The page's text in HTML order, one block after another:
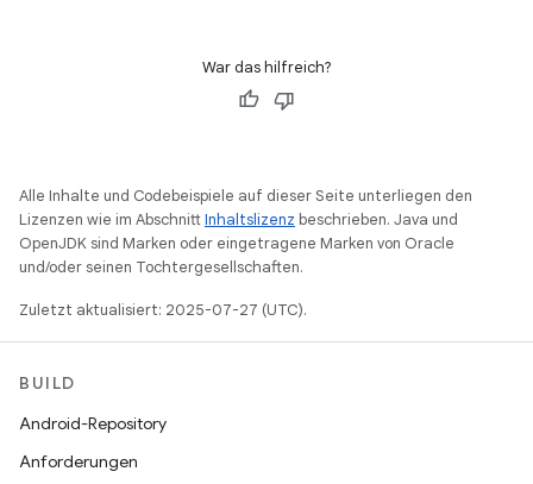
War das hilfreich?
Alle Inhalte und Codebeispiele auf dieser Seite unterliegen den
Lizenzen wie im AbschnittInhaltslizenz beschrieben. Java und
OpenJDK sind Marken oder eingetragene Marken von Oracle
und/oder seinen Tochtergesellschaften.
Zuletzt aktualisiert: 2025-07-27 (UTC).
BUILD
Android-Repository
Anforderungen